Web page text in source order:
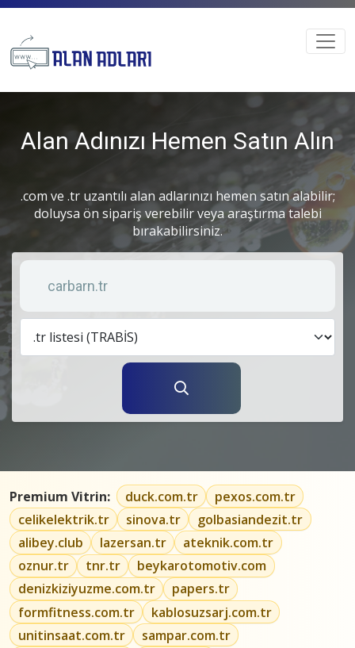
Alan Adınızı Hemen Satın Alın
.com ve .tr uzantılı alan adlarınızı hemen satın alabilir;
doluysa ön sipariş verebilir veya araştırma talebi
bırakabilirsiniz.
Anahtar kelime
Premium Vitrin: duck.com.tr
pexos.com.tr
celikelektrik.tr
sinova.tr
golbasiandezit.tr
alibey.club
lazersan.tr
ateknik.com.tr
oznur.tr
tnr.tr
beykarotomotiv.com
denizkiziyuzme.com.tr
papers.tr
formfitness.com.tr
kablosuzsarj.com.tr
unitinsaat.com.tr
sampar.com.tr